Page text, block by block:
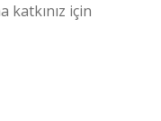
katkınız için